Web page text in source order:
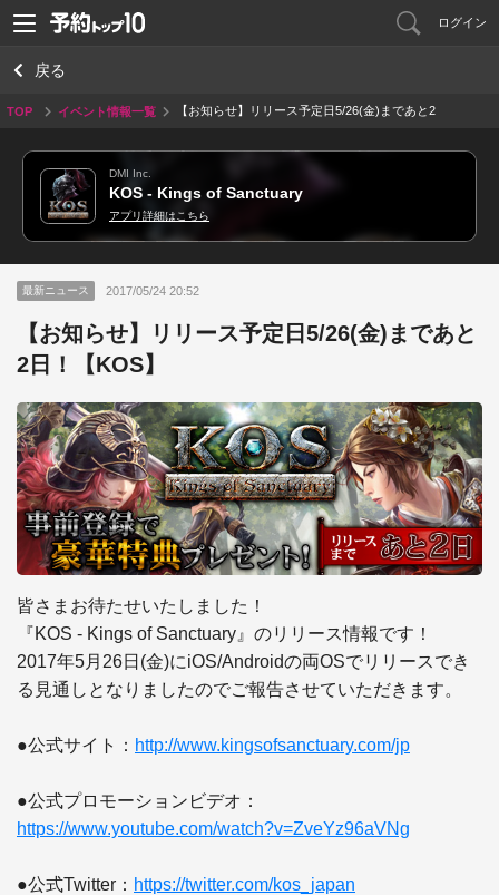
ログイン
戻る
TOP イベント情報一覧
【お知らせ】リリース予定日5/26(金)まであと2
DMI Inc.
KOS - Kings of Sanctuary
アプリ詳細はこちら
最新ニュース 2017/05/24 20:52
【お知らせ】リリース予定日5/26(金)まであと
2日！【KOS】
皆さまお待たせいたしました！
『KOS - Kings of Sanctuary』のリリース情報です！
2017年5月26日(金)にiOS/Androidの両OSでリリースでき
る見通しとなりましたのでご報告させていただきます。
●公式サイト： http://www.kingsofsanctuary.com/jp
●公式プロモーションビデオ：
https://www.youtube.com/watch?v=ZveYz96aVNg
●公式Twitter： https://twitter.com/kos_japan